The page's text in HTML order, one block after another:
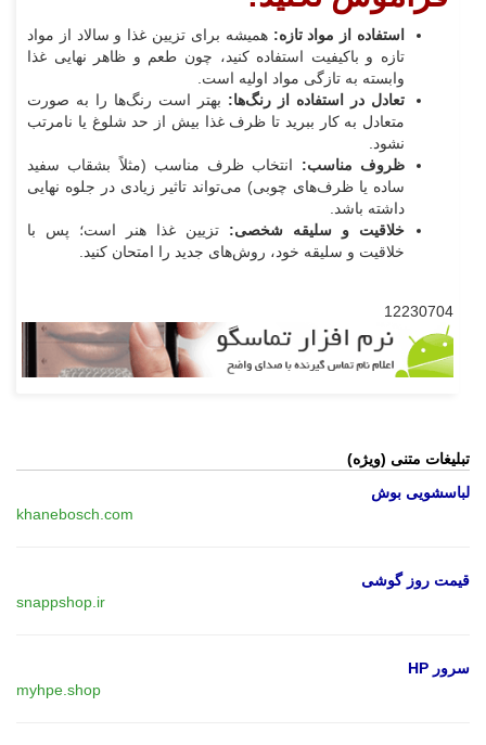
استفاده از مواد تازه: همیشه برای تزیین غذا و سالاد از مواد
تازه و باکیفیت استفاده کنید، چون طعم و ظاهر نهایی غذا
وابسته به تازگی مواد اولیه است.
تعادل در استفاده از رنگ‌ها: بهتر است رنگ‌ها را به صورت
متعادل به کار ببرید تا ظرف غذا بیش از حد شلوغ یا نامرتب
نشود.
ظروف مناسب: انتخاب ظرف مناسب (مثلاً بشقاب سفید
ساده یا ظرف‌های چوبی) می‌تواند تاثیر زیادی در جلوه نهایی
داشته باشد.
خلاقیت و سلیقه شخصی: تزیین غذا هنر است؛ پس با
خلاقیت و سلیقه خود، روش‌های جدید را امتحان کنید.
12230704
تبلیغات متنی (ویژه)
لباسشویی بوش
khanebosch.com
قیمت روز گوشی
snappshop.ir
سرور HP
myhpe.shop